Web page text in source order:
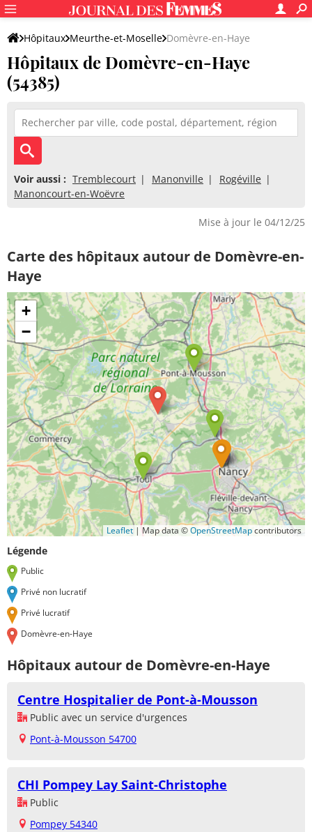
Hôpitaux Meurthe-et-Moselle Domèvre-en-Haye
Hôpitaux de Domèvre-en-Haye
(54385)
Voir aussi : Tremblecourt Manonville
Rogéville
Manoncourt-en-Woëvre
Mise à jour le 04/12/25
Carte des hôpitaux autour de Domèvre-en-
Haye
+
−
Leaflet | Map data ©OpenStreetMapcontributors
Légende
Public
Privé non lucratif
Privé lucratif
Domèvre-en-Haye
Hôpitaux autour de Domèvre-en-Haye
Centre Hospitalier de Pont-à-Mousson
Public avec un service d'urgences
Pont-à-Mousson 54700
CHI Pompey Lay Saint-Christophe
Public
Pompey 54340